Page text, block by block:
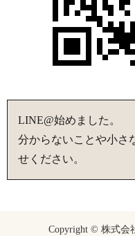
LINE@始めました。
分からないことや小さ
せください。
Copyright © 株式会